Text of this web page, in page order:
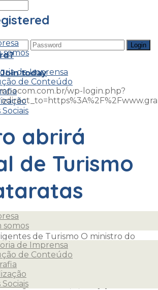
somos
de Imprensa
de Conteúdo
somos
de Imprensa
de Conteúdo
Sociais
Join today
wp-login.php?
abrirá
de Turismo
Fórum Nacional dos
de Turismo O ministro do
Eduardo Lyra Alves, participará da
de Turismo das Cataratas, que
a 19 de junho. A confirmação foi
da Paraná Turismo, Manoel Jacó
segunda-feira, 4, em […]